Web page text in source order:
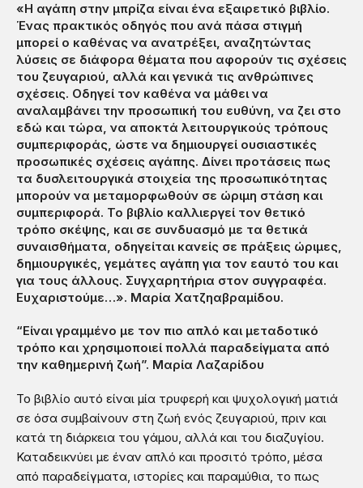
«Η αγάπη στην μπρίζα είναι ένα εξαιρετικό βιβλίο.
Ένας πρακτικός οδηγός που ανά πάσα στιγμή
μπορεί ο καθένας να ανατρέξει, αναζητώντας
λύσεις σε διάφορα θέματα που αφορούν τις σχέσεις
του ζευγαριού, αλλά και γενικά τις ανθρώπινες
σχέσεις. Οδηγεί τον καθένα να μάθει να
αναλαμβάνει την προσωπική του ευθύνη, να ζει στο
εδώ και τώρα, να αποκτά λειτουργικούς τρόπους
συμπεριφοράς, ώστε να δημιουργεί ουσιαστικές
προσωπικές σχέσεις αγάπης. Δίνει προτάσεις πως
τα δυσλειτουργικά στοιχεία της προσωπικότητας
μπορούν να μεταμορφωθούν σε ώριμη στάση και
συμπεριφορά. Το βιβλίο καλλιεργεί τον θετικό
τρόπο σκέψης, και σε συνδυασμό με τα θετικά
συναισθήματα, οδηγείται κανείς σε πράξεις ώριμες,
δημιουργικές, γεμάτες αγάπη για τον εαυτό του και
για τους άλλους. Συγχαρητήρια στον συγγραφέα.
Ευχαριστούμε…». Μαρία Χατζηαβραμίδου.
“Είναι γραμμένο με τον πιο απλό και μεταδοτικό
τρόπο και χρησιμοποιεί πολλά παραδείγματα από
την καθημερινή ζωή”. Μαρία Λαζαρίδου
Το βιβλίο αυτό είναι μία τρυφερή και ψυχολογική ματιά
σε όσα συμβαίνουν στη ζωή ενός ζευγαριού, πριν και
κατά τη διάρκεια του γάμου, αλλά και του διαζυγίου.
Καταδεικνύει με έναν απλό και προσιτό τρόπο, μέσα
από παραδείγματα, ιστορίες και παραμύθια, το πως